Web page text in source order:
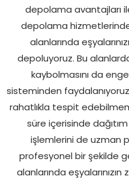
depolama avantajları
depolama
alanlarında
depoluyoruz. Bu alanlarda
kaybolmasını da
sisteminden
rahatlıkla tespit
süre içerisinde
işlemlerini de uzman
profesyonel bir şekilde
alanlarında